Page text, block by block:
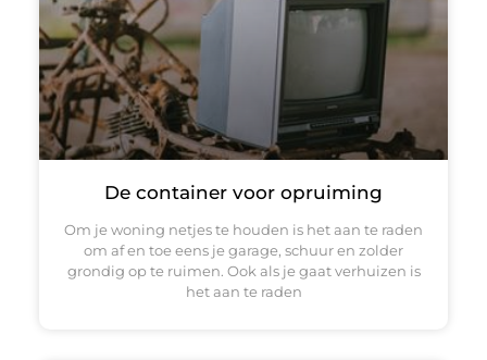
De container voor opruiming
Om je woning netjes te houden is het aan te raden
om af en toe eens je garage, schuur en zolder
grondig op te ruimen. Ook als je gaat verhuizen is
het aan te raden